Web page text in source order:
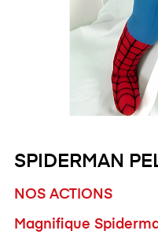
SPIDERMAN
NOS ACTIONS
Magnifique